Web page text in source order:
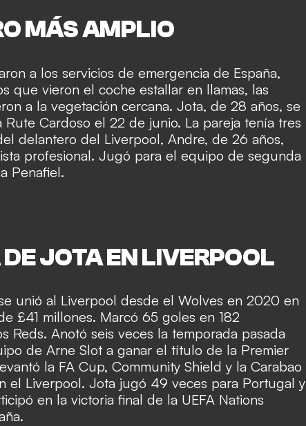
MÁS AMPLIO
a los servicios de emergencia de España,
que vieron el coche estallar en llamas, las
a la vegetación cercana. Jota, de 28 años, se
Rute Cardoso el 22 de junio. La pareja tenía tres
delantero del Liverpool, Andre, de 26 años,
profesional. Jugó para el equipo de segunda
Penafiel.
JOTA EN LIVERPOOL
unió al Liverpool desde el Wolves en 2020 en
£41 millones. Marcó 65 goles en 182
Reds. Anotó seis veces la temporada pasada
de Arne Slot a ganar el título de la Premier
la FA Cup, Community Shield y la Carabao
el Liverpool. Jota jugó 49 veces para Portugal y
en la victoria final de la UEFA Nations